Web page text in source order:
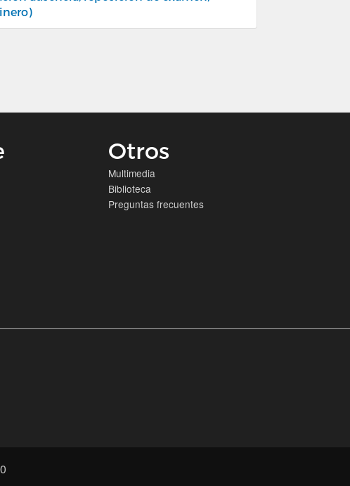
Otros
Multimedia
Biblioteca
Preguntas frecuentes